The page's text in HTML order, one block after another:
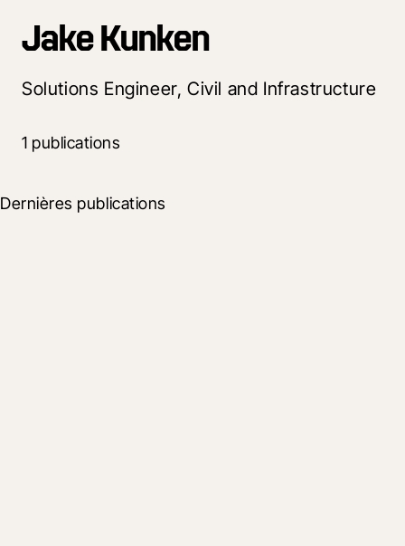
Jake Kunken
Solutions Engineer, Civil and Infrastructure
1 publications
Dernières publications